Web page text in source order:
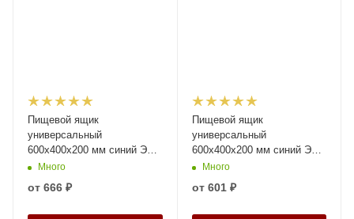
Пищевой ящик
универсальный
600х400х200 мм синий ЭКО
со сплошными стенками и
Много
от 666 ₽
Пищевой ящик
универсальный
600х400х200 мм синий ЭКО
поворотно-вкладываемый с
перфорированными
стенками и дном
Много
от 601 ₽